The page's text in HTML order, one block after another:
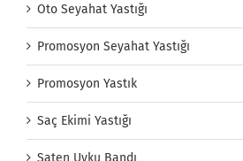
Oto Seyahat Yastığı
Promosyon Seyahat Yastığı
Promosyon Yastık
Saç Ekimi Yastığı
Saten Uyku Bandı